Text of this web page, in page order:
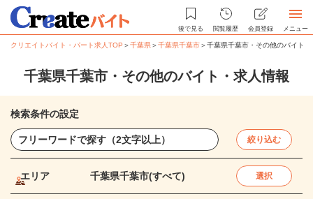
後で見る 閲覧履歴 会員登録 メニュー
クリエイトバイト・パート求人TOP ＞千葉県＞千葉県千葉市＞千葉県千葉市・その他のバイト
千葉県千葉市・その他のバイト・求人情報
検索条件の設定
絞り込む
エリア 千葉県千葉市(すべて) 選択